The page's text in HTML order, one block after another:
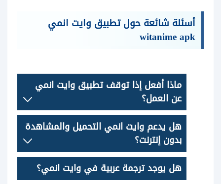
أسئلة شائعة حول تطبيق وايت انمي
witanime apk
ماذا أفعل إذا توقف تطبيق وايت انمي
عن العمل؟
هل يدعم وايت انمي التحميل والمشاهدة
بدون إنترنت؟
هل يوجد ترجمة عربية في وايت انمي؟